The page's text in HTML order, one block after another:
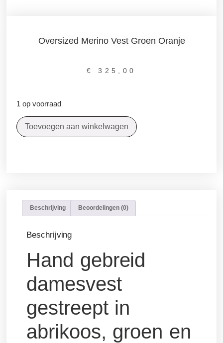
Oversized Merino Vest Groen Oranje
€ 325,00
1 op voorraad
Toevoegen aan winkelwagen
Beschrijving Beoordelingen (0)
Beschrijving
Hand gebreid
damesvest
gestreept in
abrikoos, groen en